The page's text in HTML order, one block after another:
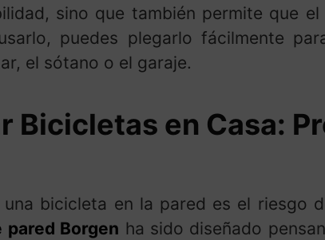
sino que también permite que
puedes plegarlo fácilmente
el sótano o el garaje.
Bicicletas en Casa:
bicicleta en la pared es el riesgo
Borgen ha sido diseñado